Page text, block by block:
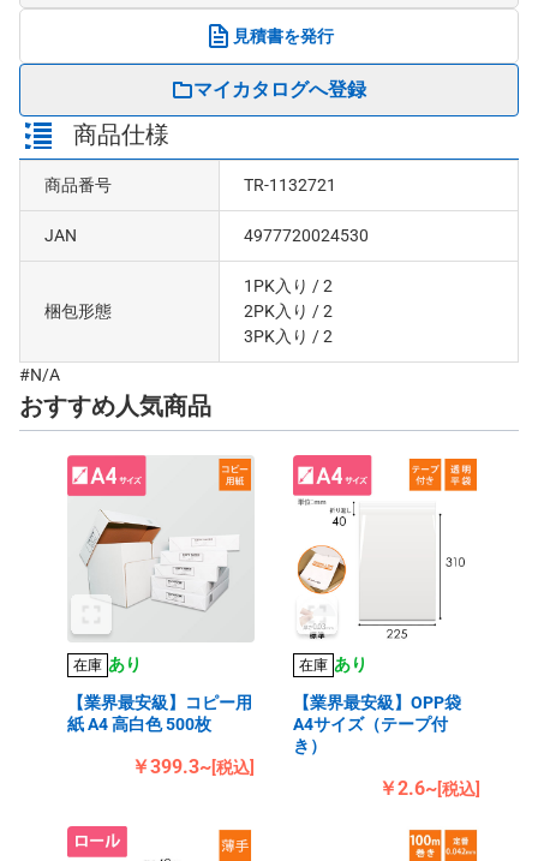
見積書を発行
マイカタログへ登録
商品仕様
商品番号 TR-1132721
JAN 4977720024530
梱包形態
1PK入り / 2
2PK入り / 2
3PK入り / 2
#N/A
おすすめ人気商品
在庫 あり
【業界最安級】コピー用
紙 A4 高白色 500枚
￥399.3~[税込]
在庫 あり
【業界最安級】OPP袋
A4サイズ（テープ付
き）
￥2.6~[税込]